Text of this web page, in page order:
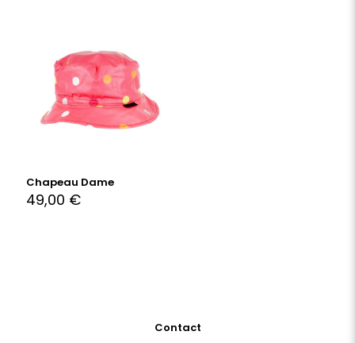
Chapeau Dame
49,00 €
Contact